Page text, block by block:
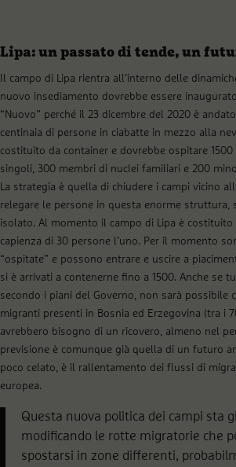
Lipa: un passato di tende, un
Il campo di Lipa rientra all’interno delle
nuovo insediamento dovrebbe essere
“Nuovo” perché il 23 dicembre del 2020 è
centinaia di persone in ciabatte in mezzo alla
costituito da container e dovrebbe ospitare 1500
singoli, 300 membri di nuclei familiari e 200
La strategia è quella di chiudere i campi vicino
relegare le persone in questa enorme struttura,
isolato. Al momento il campo di Lipa è
capienza di 30 persone l’uno. Per il momento
“ospitate” e possono entrare e uscire a
si è arrivati a contenerne fino a 1500. Anche se
secondo i piani del Governo, non sarà possibile
migranti presenti in Bosnia ed Erzegovina (tra i
avrebbero bisogno di un ricovero, almeno nel
previsione è comunque già quella di un futuro
poco celato, è il rallentamento dei flussi di
europea.
Questa nuova politica dei campi sta
modificando le rotte migratorie che
spostarsi in zone differenti,